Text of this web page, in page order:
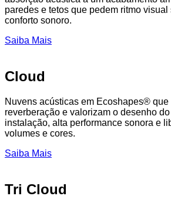
paredes e tetos que pedem ritmo
conforto sonoro.
Saiba Mais
Cloud
Nuvens acústicas em Ecoshapes® que
reverberação e valorizam o desenho do
instalação, alta performance sonora e
volumes e cores.
Saiba Mais
Tri Cloud